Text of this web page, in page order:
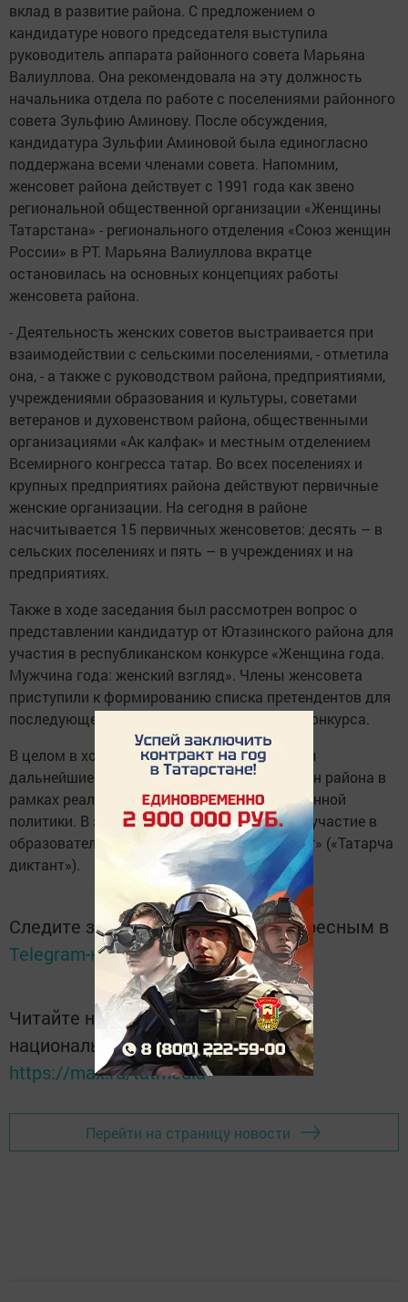
вклад в развитие района. С предложением о
кандидатуре нового председателя выступила
руководитель аппарата районного совета Марьяна
Валиуллова. Она рекомендовала на эту должность
начальника отдела по работе с поселениями районного
совета Зульфию Аминову. После обсуждения,
кандидатура Зульфии Аминовой была единогласно
поддержана всеми членами совета. Напомним,
женсовет района действует с 1991 года как звено
региональной общественной организации «Женщины
Татарстана» - регионального отделения «Союз женщин
России» в РТ. Марьяна Валиуллова вкратце
остановилась на основных концепциях работы
женсовета района.
- Деятельность женских советов выстраивается при
взаимодействии с сельскими поселениями, - отметила
она, - а также с руководством района, предприятиями,
учреждениями образования и культуры, советами
ветеранов и духовенством района, общественными
организациями «Ак калфак» и местным отделением
Всемирного конгресса татар. Во всех поселениях и
крупных предприятиях района действуют первичные
женские организации. На сегодня в районе
насчитывается 15 первичных женсоветов: десять – в
сельских поселениях и пять – в учреждениях и на
предприятиях.
Также в ходе заседания был рассмотрен вопрос о
представлении кандидатур от Ютазинского района для
участия в республиканском конкурсе «Женщина года.
Мужчина года: женский взгляд». Члены женсовета
приступили к формированию списка претендентов для
последующего направления в оргкомитет конкурса.
В целом в ходе заседания были определены
дальнейшие векторы работы совета женщин района в
рамках реализации социальной и общественной
политики. В заключение женщины приняли участие в
образовательной акции «Татарский диктант» («Татарча
диктант»).
Следите за самым важным и интересным в
Telegram-каналеТатмедиа
Читайте новости Татарстана в
национальном мессенджере MАХ:
https://max.ru/tatmedia
Перейти на страницу новости